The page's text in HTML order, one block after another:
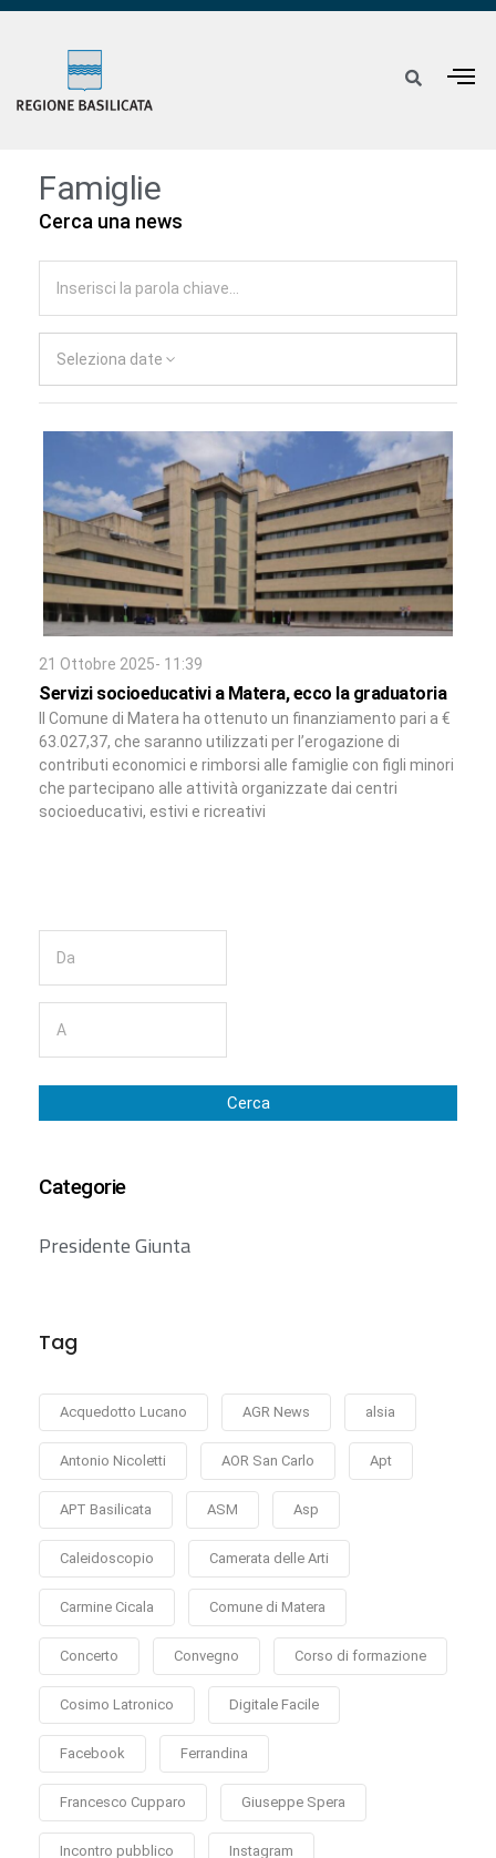
Famiglie
Cerca una news
Seleziona date
21 Ottobre 2025- 11:39
Servizi socioeducativi a Matera, ecco la graduatoria
Il Comune di Matera ha ottenuto un finanziamento pari a €
63.027,37, che saranno utilizzati per l’erogazione di
contributi economici e rimborsi alle famiglie con figli minori
che partecipano alle attività organizzate dai centri
socioeducativi, estivi e ricreativi
Cerca
Categorie
Presidente Giunta
Tag
Acquedotto Lucano AGR News alsia
Antonio Nicoletti AOR San Carlo Apt
APT Basilicata ASM Asp
Caleidoscopio Camerata delle Arti
Carmine Cicala Comune di Matera
Concerto Convegno Corso di formazione
Cosimo Latronico Digitale Facile
Facebook Ferrandina
Francesco Cupparo Giuseppe Spera
Incontro pubblico Instagram